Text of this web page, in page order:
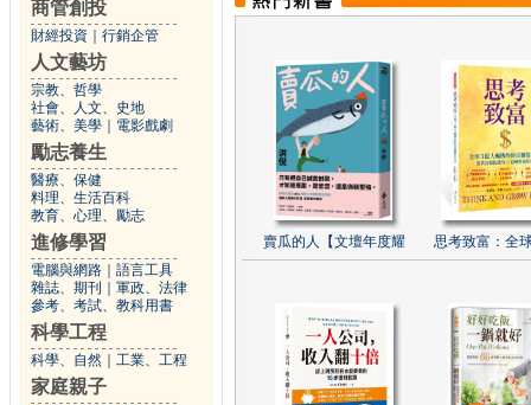
商管創投
財經投資 行銷企管
人文藝坊
宗教、哲學
社會、人文、史地
藝術、美學
電影戲劇
勵志養生
醫療、保健
料理、生活百科
教育、心理、勵志
進修學習
電腦與網路
語言工具
雜誌、期刊
軍政、法律
參考、考試、教科用書
科學工程
科學、自然 工業、工程
家庭親子
賣瓜的人【文壇年度耀 思考致富：全